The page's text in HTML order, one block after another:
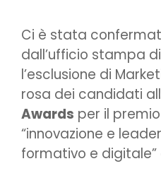
Ci è stata
dall’ufficio stampa di
l’esclusione di
rosa dei candidati
Awards per il
“innovazione e
formativo e